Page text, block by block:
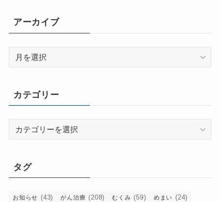
アーカイブ
ブ
カテゴリー
ー
タグ
お知らせ (43) がん治療 (208) むくみ (59) めまい (24)